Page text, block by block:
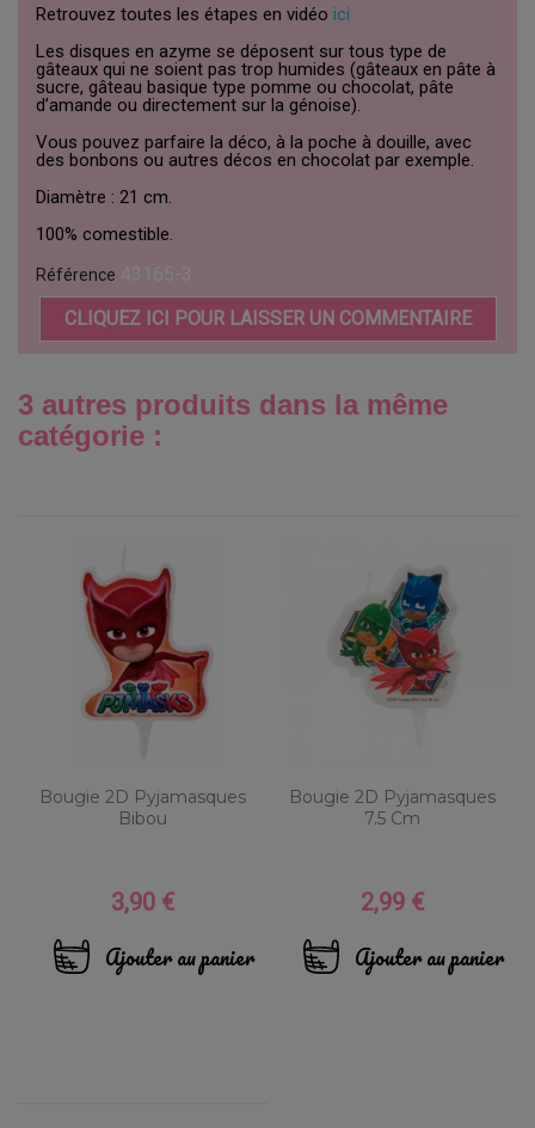
Retrouvez toutes les étapes en vidéo ici
Les disques en azyme se déposent sur tous type de
gâteaux qui ne soient pas trop humides (gâteaux en pâte à
sucre, gâteau basique type pomme ou chocolat, pâte
d’amande ou directement sur la génoise).
Vous pouvez parfaire la déco, à la poche à douille, avec
des bonbons ou autres décos en chocolat par exemple.
Diamètre : 21 cm.
100% comestible.
Référence
CLIQUEZ ICI POUR LAISSER UN COMMENTAIRE
3 autres produits dans la même
catégorie :
Bougie 2D Pyjamasques
Bibou
Prix
3,90 €
Ajouter au panier
Bougie 2D Pyjamasques
7.5 Cm
Prix
2,99 €
Ajouter au panier